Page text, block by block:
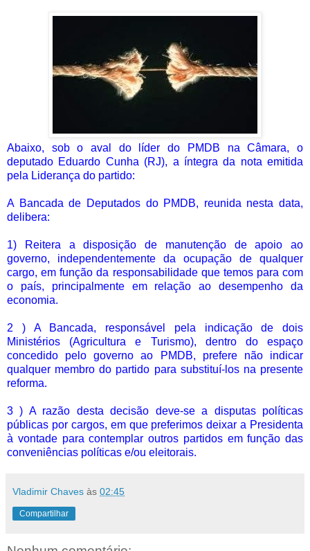
Abaixo, sob o aval do líder do PMDB na Câmara, o
deputado Eduardo Cunha (RJ), a íntegra da nota emitida
pela Liderança do partido:
A Bancada de Deputados do PMDB, reunida nesta data,
delibera:
1) Reitera a disposição de manutenção de apoio ao
governo, independentemente da ocupação de qualquer
cargo, em função da responsabilidade que temos para com
o país, principalmente em relação ao desempenho da
economia.
2 ) A Bancada, responsável pela indicação de dois
Ministérios (Agricultura e Turismo), dentro do espaço
concedido pelo governo ao PMDB, prefere não indicar
qualquer membro do partido para substituí-los na presente
reforma.
3 ) A razão desta decisão deve-se a disputas políticas
públicas por cargos, em que preferimos deixar a Presidenta
à vontade para contemplar outros partidos em função das
conveniências políticas e/ou eleitorais.
Vladimir Chaves às 02:45
Compartilhar